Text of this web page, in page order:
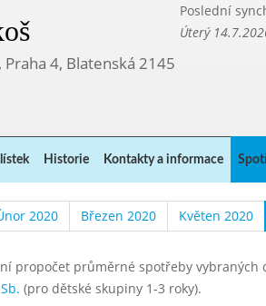
Poslední
Úterý
4, Blatenská 2145
Historie Kontakty a informace
2020 Březen 2020 Květen 2020
propočet průměrné spotřeby
(pro dětské skupiny 1-3 roky).